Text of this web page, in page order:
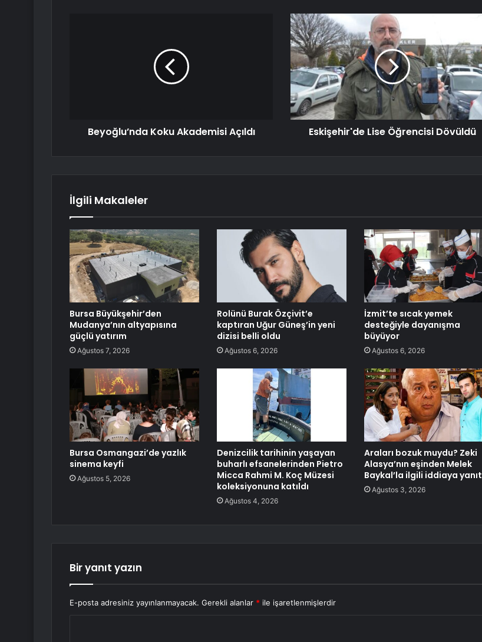
Beyoğlu’nda Koku Akademisi Açıldı Eskişehir'de Lise Öğrencisi Dövüldü
İlgili Makaleler
Bursa Büyükşehir’den
Mudanya’nın altyapısına
güçlü yatırım
Ağustos 7, 2026
Rolünü Burak Özçivit’e
kaptıran Uğur Güneş’in yeni
dizisi belli oldu
Ağustos 6, 2026
İzmit’te sıcak yemek
desteğiyle dayanışma
büyüyor
Ağustos 6, 2026
Bursa Osmangazi’de yazlık
sinema keyfi
Ağustos 5, 2026
Denizcilik tarihinin yaşayan
buharlı efsanelerinden Pietro
Micca Rahmi M. Koç Müzesi
koleksiyonuna katıldı
Ağustos 4, 2026
Araları bozuk muydu? Zeki
Alasya’nın eşinden Melek
Baykal’la ilgili iddiaya yanıt
Ağustos 3, 2026
Bir yanıt yazın
E-posta adresiniz yayınlanmayacak. Gerekli alanlar * ile işaretlenmişlerdir